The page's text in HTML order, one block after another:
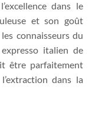
dans le
et son goût
connaisseurs du
italien de
être parfaitement
dans la